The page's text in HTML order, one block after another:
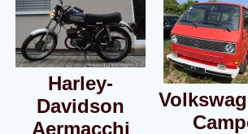
Harley-
Davidson
Aermacchi